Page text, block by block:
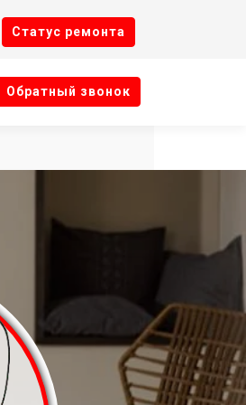
Cтатус ремонта
Oбратный звонок